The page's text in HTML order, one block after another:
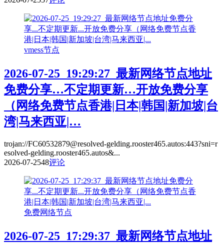
vmess节点
2026-07-25_19:29:27_最新网络节点地址
免费分享…不定期更新…开放免费分享
（网络免费节点香港|日本|韩国|新加坡|台
湾|马来西亚|…
trojan://FC60532879@resolved-gelding.rooster465.autos:443?sni=r
esolved-gelding.rooster465.autos&...
2026-07-2548评论
免费网络节点
2026-07-25_17:29:37_最新网络节点地址